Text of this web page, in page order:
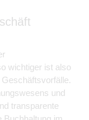
wichtiger ist also
und
transparente